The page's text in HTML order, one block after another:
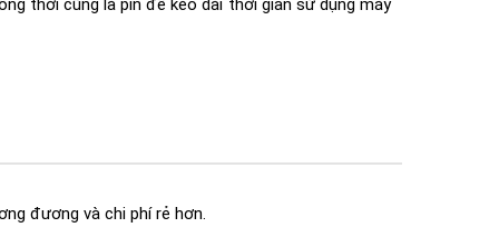
thời cũng là pin để kéo dài thời gian sử dụng máy
đương và chi phí rẻ hơn.